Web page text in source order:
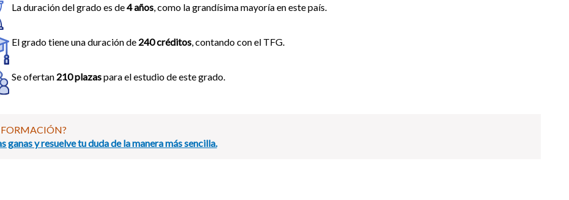
La duración del grado es de4 años , como la grandísima mayoría en este país.
El grado tiene una duración de 240 créditos , contando con el TFG.
Se ofertan 210 plazaspara el estudio de este grado.
ganas y resuelve tu duda de la manera más sencilla.